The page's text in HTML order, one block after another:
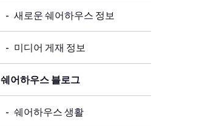
새로운 쉐어하우스 정보
미디어 게재 정보
쉐어하우스 블로그
쉐어하우스 생활